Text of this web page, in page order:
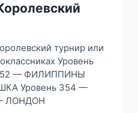
турнир или
Уровень
— ФИЛИППИНЫ
Уровень 354 —
ЛОНДОН